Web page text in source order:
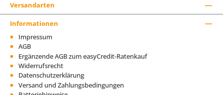
Versandarten
Informationen
Impressum
AGB
Ergänzende AGB zum easyCredit-Ratenkauf
Widerrufsrecht
Datenschutzerklärung
Versand und Zahlungsbedingungen